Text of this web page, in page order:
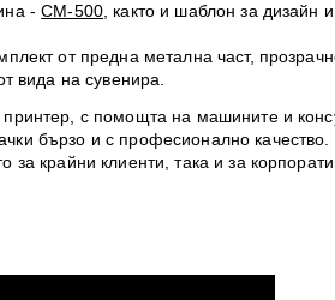
-CM-500, както и шаблон за дизайн и
от предна метална част,
вида на сувенира.
с помощта на машините и
бързо и с професионално
крайни клиенти, така и за